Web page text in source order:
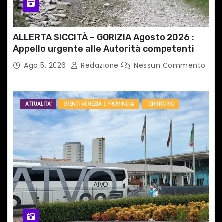
l
i
ALLERTA SICCITÀ – GORIZIA Agosto 2026 :
Appello urgente alle Autorità competenti
Ago 5, 2026 Redazione Nessun Commento
ATTUALITA' EVENTI VENEZIA E PROVINCIA TERRITORIO